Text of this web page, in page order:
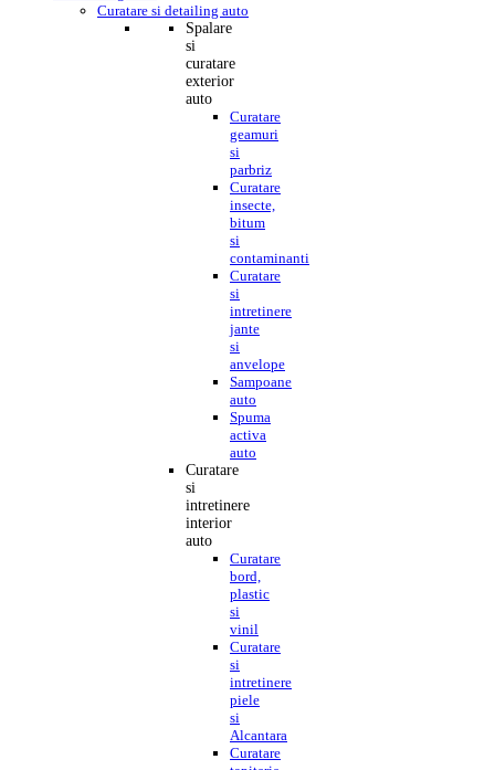
Curatare si detailing auto
Spalare
si
curatare
exterior
auto
Curatare
geamuri
si
parbriz
Curatare
insecte,
bitum
si
contaminanti
Curatare
si
intretinere
jante
si
anvelope
Sampoane
auto
Spuma
activa
auto
Curatare
si
intretinere
interior
auto
Curatare
bord,
plastic
si
vinil
Curatare
si
intretinere
piele
si
Alcantara
Curatare